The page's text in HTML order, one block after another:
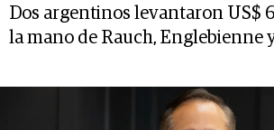
Dos argentinos levantaron US$
la mano de Rauch, Englebienne